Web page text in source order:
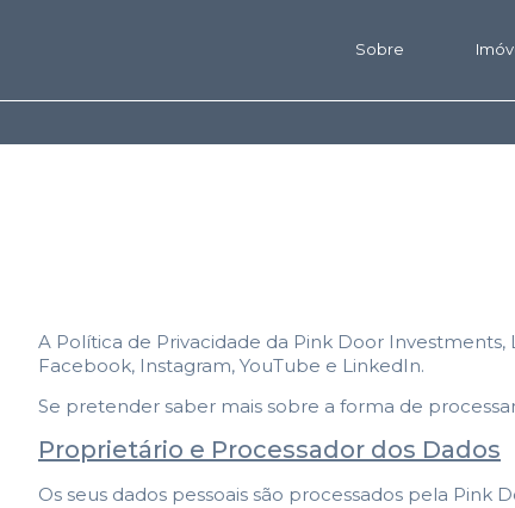
Sobre
A Política de Privacidade da Pink Door Investments,
Facebook, Instagram, YouTube e LinkedIn.
Se pretender saber mais sobre a forma de
Proprietário e Processador dos Dados
Os seus dados pessoais são processados pela Pink